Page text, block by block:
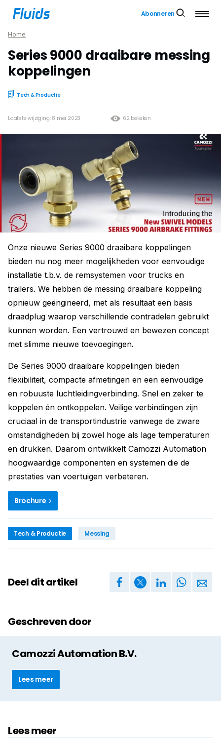
Abonneren
Home
Series 9000 draaibare messing
koppelingen
Tech & Productie
62 bekeken
Laatste wijziging: 8 mei 2023
Onze nieuwe Series 9000 draaibare koppelingen
bieden nu nog meer mogelijkheden voor eenvoudige
installatie t.b.v. de remsystemen voor trucks en
trailers. We hebben de messing draaibare koppeling
opnieuw geëngineerd, met als resultaat een basis
draadplug waarop verschillende contradelen gebruikt
kunnen worden. Een vertrouwd en bewezen concept
met slimme nieuwe toevoegingen.
De Series 9000 draaibare koppelingen bieden
flexibiliteit, compacte afmetingen en een eenvoudige
en robuuste luchtleidingverbinding. Snel en zeker te
koppelen én ontkoppelen. Veilige verbindingen zijn
cruciaal in de transportindustrie vanwege de zware
omstandigheden bij zowel hoge als lage temperaturen
en drukken. Daarom ontwikkelt Camozzi Automation
hoogwaardige componenten en systemen die de
prestaties van voertuigen verbeteren.
Brochure
Tech & Productie Messing
Deel dit artikel
Geschreven door
Camozzi Automation B.V.
Lees meer
Lees meer